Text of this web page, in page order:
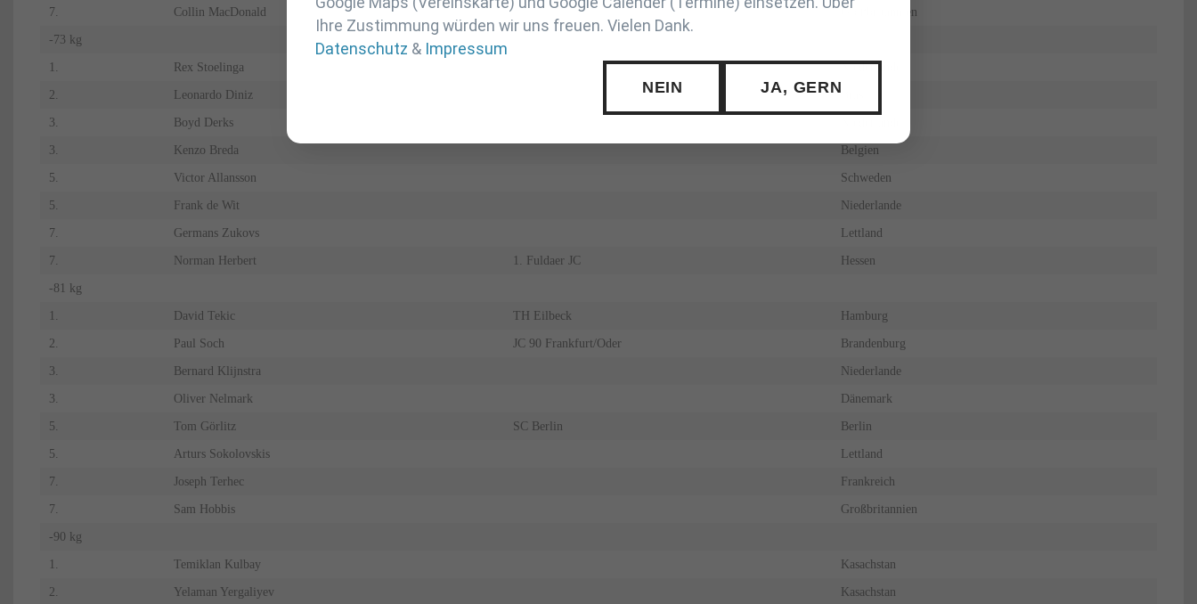
7. Collin MacDonald Großbritannien
-73 kg
1. Rex Stoelinga Niederlande
2. Leonardo Diniz Brasilien
3. Boyd Derks
3. Kenzo Breda Belgien
5. Victor Allansson Schweden
5. Frank de Wit Niederlande
7. Germans Zukovs Lettland
7. Norman Herbert 1. Fuldaer JC Hessen
-81 kg
David Tekic TH Eilbeck Hamburg
2. Paul Soch JC 90 Frankfurt/Oder Brandenburg
3. Bernard Klijnstra Niederlande
3. Oliver Nelmark Dänemark
5. Tom Görlitz SC Berlin Berlin
5. Arturs Sokolovskis Lettland
7. Joseph Terhec Frankreich
7. Sam Hobbis Großbritannien
-90 kg
1. Temiklan Kulbay Kasachstan
2. Yelaman Yergaliyev Kasachstan
Ihre Zustimmung würden wir uns freuen. Vielen Dank.
Datenschutz & Impressum
NEIN JA, GERN